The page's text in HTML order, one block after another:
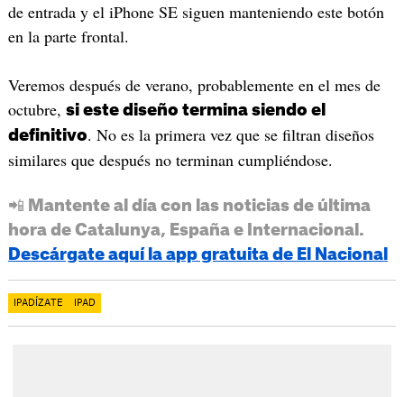
de entrada y el iPhone SE siguen manteniendo este botón
en la parte frontal.
Veremos después de verano, probablemente en el mes de
octubre, si este diseño termina siendo el
definitivo. No es la primera vez que se filtran diseños
similares que después no terminan cumpliéndose.
📲 Mantente al día con las noticias de última
hora de Catalunya, España e Internacional.
Descárgate aquí la app gratuita de El Nacional
IPADÍZATE IPAD